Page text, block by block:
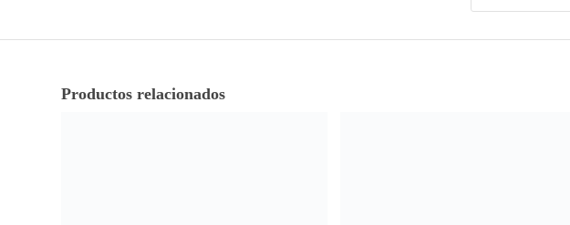
Productos relacionados